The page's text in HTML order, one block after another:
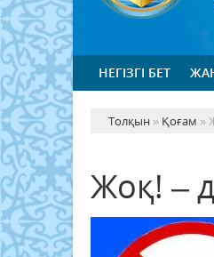
НЕГІЗГІ БЕТ
Толқын » Қоғам »
Жоқ! –